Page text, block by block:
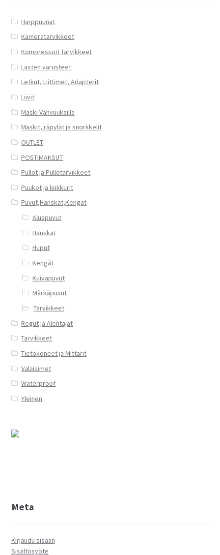
Harppuunat
Kameratarvikkeet
Kompressori Tarvikkeet
Lasten varusteet
Letkut, Liittimet, Adapterit
Liivit
Maski Vahvuuksilla
Maskit, räpylät ja snorkkelit
OUTLET
POSTIMAKSUT
Pullot ja Pullotarvikkeet
Puukot ja leikkurit
Puvut,Hanskat,Kengät
Aluspuvut
Hanskat
Huput
Kengät
Kuivapuvut
Märkäpuvut
Tarvikkeet
Regut ja Alentajat
Tarvikkeet
Tietokoneet ja Mittarit
Valaisimet
Waterproof
Yleinen
Meta
Kirjaudu sisään
Sisältösyöte